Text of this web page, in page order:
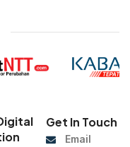
Get In Touch
Email